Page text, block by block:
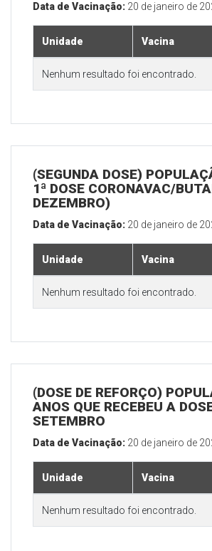
Data de Vacinação: 20 de janeiro de
Unidade Vacina
Nenhum resultado foi encontrado.
(SEGUNDA DOSE)
1ª DOSE CORONAVAC/
DEZEMBRO)
Data de Vacinação: 20 de janeiro de
Unidade Vacina
Nenhum resultado foi encontrado.
(DOSE DE REFORÇO)
ANOS QUE RECEBEU A
SETEMBRO
Data de Vacinação: 20 de janeiro de
Unidade Vacina
Nenhum resultado foi encontrado.